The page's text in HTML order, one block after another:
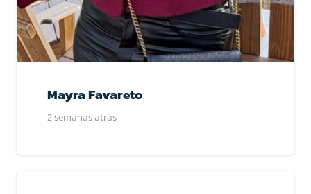
Mayra Favareto
2 semanas atrás